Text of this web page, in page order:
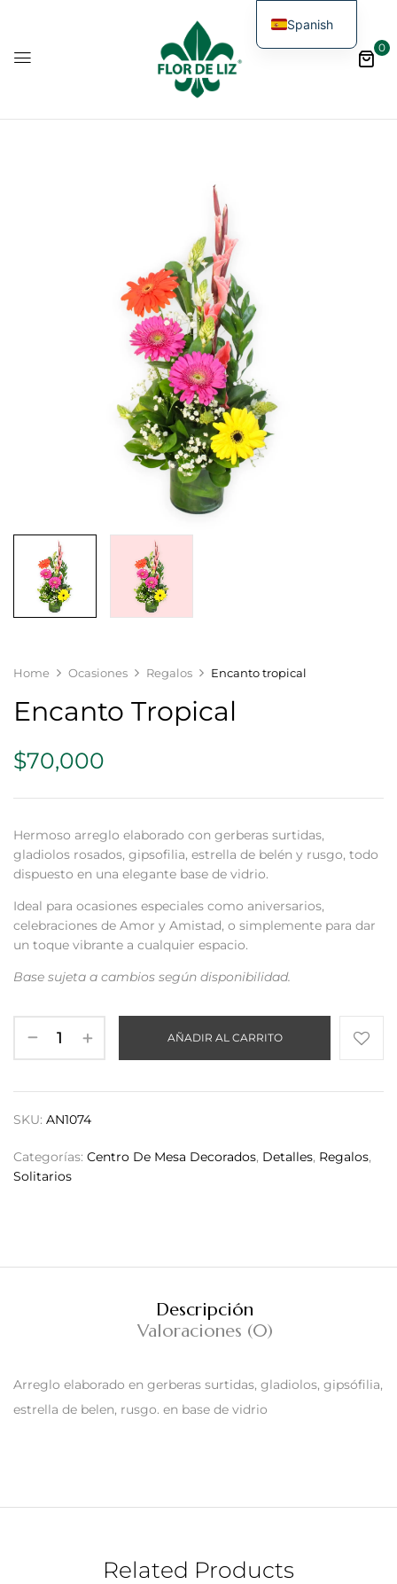
0
Home Ocasiones Regalos Encanto tropical
Encanto Tropical
$70,000
Hermoso arreglo elaborado con gerberas surtidas,
gladiolos rosados, gipsofilia, estrella de belén y rusgo, todo
dispuesto en una elegante base de vidrio.
Ideal para ocasiones especiales como aniversarios,
celebraciones de Amor y Amistad, o simplemente para dar
un toque vibrante a cualquier espacio.
Base sujeta a cambios según disponibilidad.
AÑADIR AL CARRITO
SKU: AN1074
Categorías: Centro De Mesa Decorados, Detalles, Regalos,
Solitarios
Descripción
Valoraciones (0)
Arreglo elaborado en gerberas surtidas, gladiolos, gipsófilia,
estrella de belen, rusgo. en base de vidrio
Related Products
Spanish